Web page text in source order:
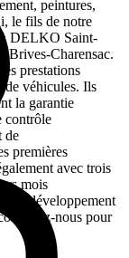
peintures,
le fils de notre
à DELKO Saint-
Brives-Charensac.
prestations
de véhicules. Ils
la garantie
contrôle
de
premières
avec trois
mois
de développement
nous pour